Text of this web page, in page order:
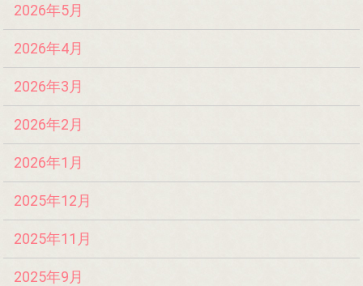
2026年5月
2026年4月
2026年3月
2026年2月
2026年1月
2025年12月
2025年11月
2025年9月